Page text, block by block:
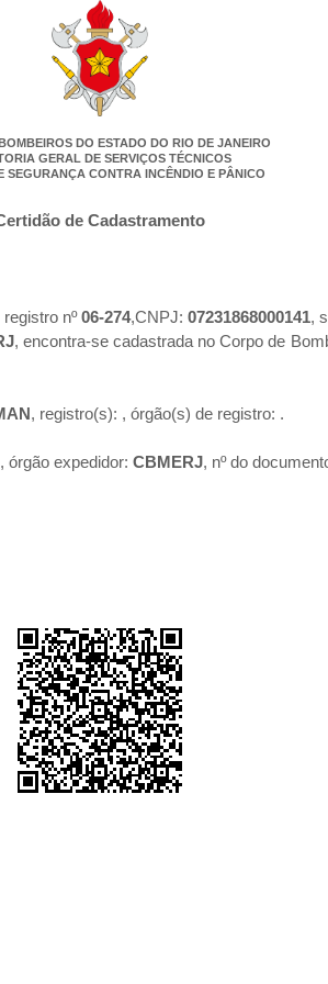
DO ESTADO DO RIO DE JANEIRO
GERAL DE SERVIÇOS TÉCNICOS
SEGURANÇA CONTRA INCÊNDIO E PÂNICO
de Cadastramento
registro nº06-274,CNPJ: 07231868000141,
, encontra-se cadastrada no Corpo de
, registro(s): , órgão(s) de registro: .
, órgão expedidor: CBMERJ, nº do